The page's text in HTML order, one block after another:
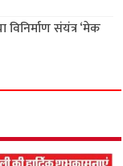
विनिर्माण संयंत्र ‘मेक